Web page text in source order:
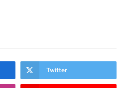
Twitter